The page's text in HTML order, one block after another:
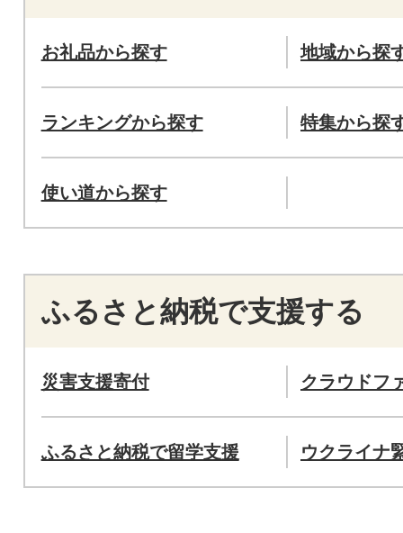
お礼品から探す 地域から探
ランキングから探す 特集から探
使い道から探す
ふるさと納税で支援する
災害支援寄付 クラウドフ
ふるさと納税で留学支援 ウクライナ